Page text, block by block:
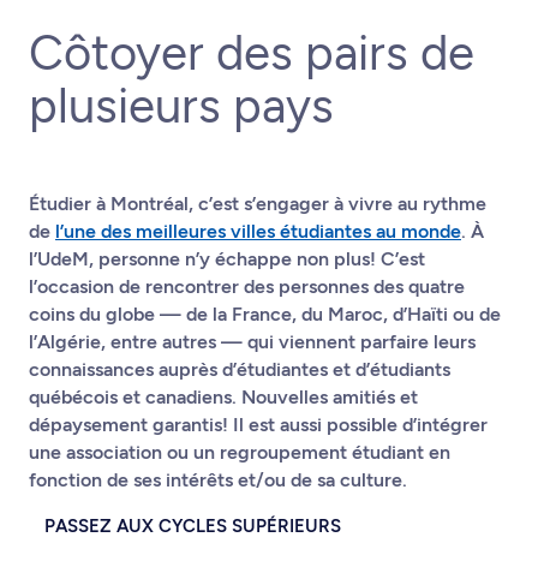
Côtoyer des pairs de
plusieurs pays
Étudier à Montréal, c’est s’engager à vivre au rythme
de l’une des meilleures villes étudiantes au monde. À
l’UdeM, personne n’y échappe non plus! C’est
l’occasion de rencontrer des personnes des quatre
coins du globe — de la France, du Maroc, d’Haïti ou de
l’Algérie, entre autres — qui viennent parfaire leurs
connaissances auprès d’étudiantes et d’étudiants
québécois et canadiens. Nouvelles amitiés et
dépaysement garantis! Il est aussi possible d’intégrer
une association ou un regroupement étudiant en
fonction de ses intérêts et/ou de sa culture.
PASSEZ AUX CYCLES SUPÉRIEURS